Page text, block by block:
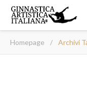
Homepage / Archivi